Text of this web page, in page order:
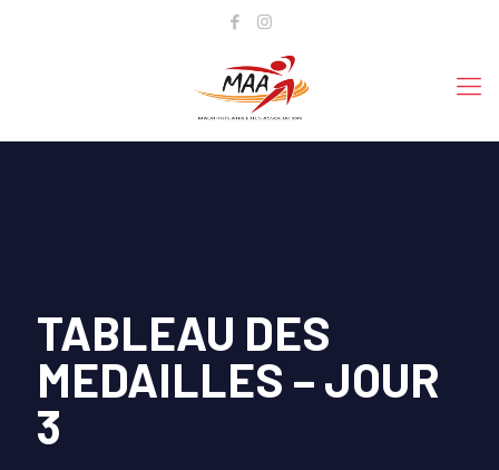
TABLEAU DES
MEDAILLES – JOUR
3